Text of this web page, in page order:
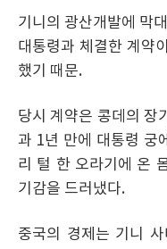
기니의 광산개발에 막
대통령과 체결한 계약
했기 때문.
당시 계약은 콩데의 장
과 1년 만에 대통령 궁
리 털 한 오라기에 온
기감을 드러냈다.
중국의 경제는 기니